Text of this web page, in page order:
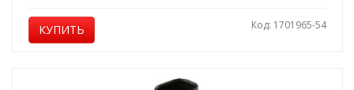
КУПИТЬ Код: 1701965-54